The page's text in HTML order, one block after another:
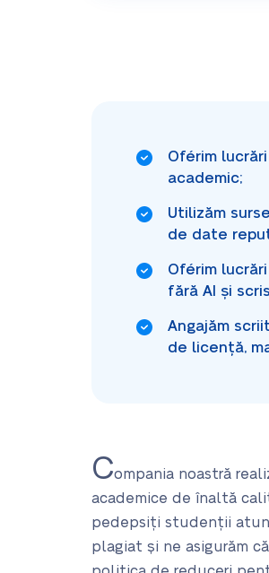
Oférim
academic;
Utilizăm
de date
Oférim
fără AI și
Angajăm
de licență,
Compania noastră
academice de înaltă
pedepsiți studenții
plagiat și ne asigurăm